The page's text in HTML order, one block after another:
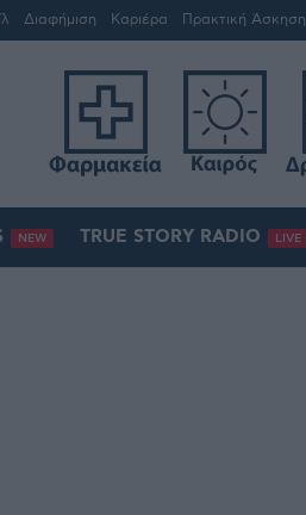
Διαφήμιση Καριέρα Πρακτική Άσκηση
NEW TRUE STORY RADIO LIVE